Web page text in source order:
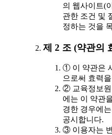
의 웹사이트(
관한 조건 및
정하는 것을
제 2 조 (약관의
① 이 약관은
으로써 효력
② 교육정보원
에는 이 약관
경한 경우에
공시합니다.
③ 이용자는